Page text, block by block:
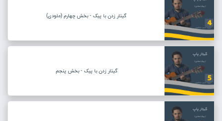
گیتار زدن با پیک - بخش چهارم (ملودی)
گیتار زدن با پیک - بخش پنجم